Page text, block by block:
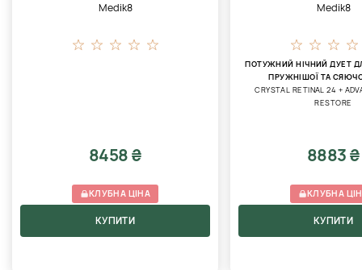
Medik8
8458 ₴
КЛУБНА ЦІНА
КУПИТИ
Medik8
ПОТУЖНИЙ НІЧНИЙ ДУЕТ
ПРУЖНІШОЇ ТА
CRYSTAL RETINAL 24 +
RESTORE
8883 ₴
КЛУБНА
КУПИТИ